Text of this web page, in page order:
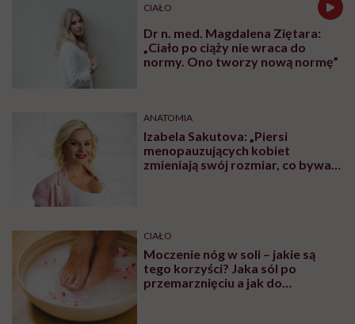
CIAŁO
Dr n. med. Magdalena Ziętara:
„Ciało po ciąży nie wraca do
normy. Ono tworzy nową normę”
ANATOMIA
Izabela Sakutova: „Piersi
menopauzujących kobiet
zmieniają swój rozmiar, co bywa
CIAŁO
Moczenie nóg w soli – jakie są
tego korzyści? Jaka sól po
przemarznięciu a jak do